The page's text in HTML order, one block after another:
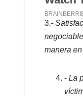
3.-
manera
- La